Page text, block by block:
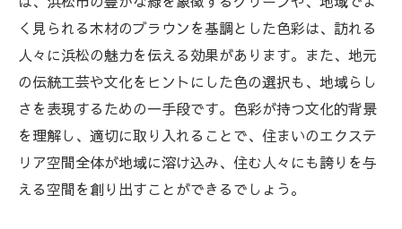
く見られる木材のブラウンを基調とした色彩は、訪れる
人々に浜松の魅力を伝える効果があります。また、地元
の伝統工芸や文化をヒントにした色の選択も、地域らし
さを表現するための一手段です。色彩が持つ文化的背景
を理解し、適切に取り入れることで、住まいのエクステ
リア空間全体が地域に溶け込み、住む人々にも誇りを与
える空間を創り出すことができるでしょう。